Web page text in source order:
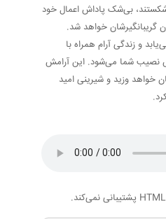
بی‌شک پاداش اعمال خود
گریبانگیرشان خواهد شد.
و زندگی آرام همراه با
نصیب شما می‌شود. این آرامش
خواهد وزید و شیرینی امید